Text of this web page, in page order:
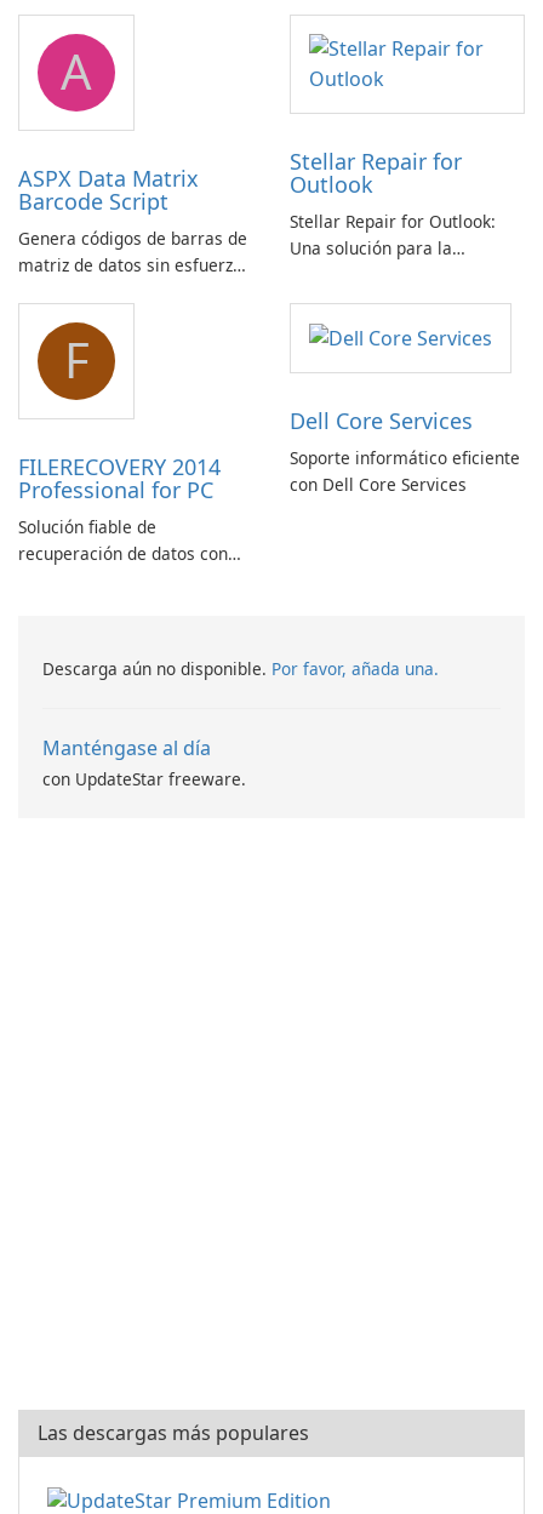
A
ASPX Data Matrix
Barcode Script
Genera códigos de barras de
matriz de datos sin esfuerzo
barras de matriz de datos
ASPX
Stellar Repair for
Outlook
Stellar Repair for Outlook:
Una solución para la
electrónico
F
FILERECOVERY 2014
Professional for PC
Solución fiable de
recuperación de datos con
Dell Core Services
Soporte informático eficiente
con Dell Core Services
Descarga aún no disponible. Por favor, añada una.
Manténgase al día
con UpdateStar freeware.
Las descargas más populares